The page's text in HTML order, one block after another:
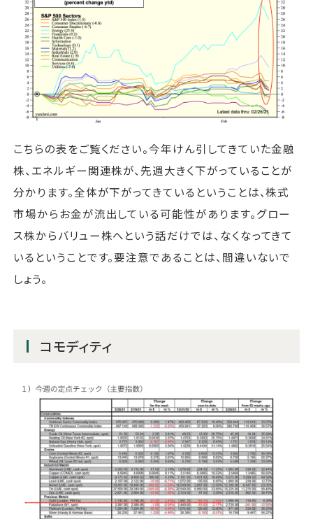
こちらの表をご覧ください。今年けん引してきていた金融
株、エネルギー関連株が、先週大きく下がっていることが
分かります。全体が下がってきているということは、株式
市場からお金が流出している可能性があります。グロー
ス株からバリュー株へという話だけでは、なくなってきて
いるということです。要注意であることは、間違いないで
しょう。
コモディティ